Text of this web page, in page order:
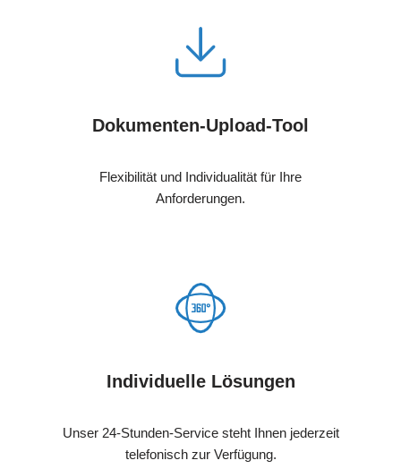
Dokumenten-Upload-Tool
Flexibilität und Individualität für Ihre
Anforderungen.
Individuelle Lösungen
Unser 24-Stunden-Service steht Ihnen jederzeit
telefonisch zur Verfügung.